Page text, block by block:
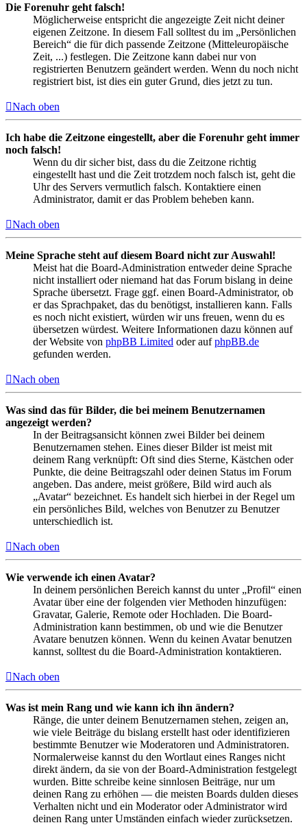
Die Forenuhr geht falsch!
Möglicherweise entspricht die angezeigte Zeit nicht deiner
eigenen Zeitzone. In diesem Fall solltest du im „Persönlichen
Bereich“ die für dich passende Zeitzone (Mitteleuropäische
Zeit, ...) festlegen. Die Zeitzone kann dabei nur von
registrierten Benutzern geändert werden. Wenn du noch nicht
registriert bist, ist dies ein guter Grund, dies jetzt zu tun.
Nach oben
Ich habe die Zeitzone eingestellt, aber die Forenuhr geht immer
noch falsch!
Wenn du dir sicher bist, dass du die Zeitzone richtig
eingestellt hast und die Zeit trotzdem noch falsch ist, geht die
Uhr des Servers vermutlich falsch. Kontaktiere einen
Administrator, damit er das Problem beheben kann.
Nach oben
Meine Sprache steht auf diesem Board nicht zur Auswahl!
Meist hat die Board-Administration entweder deine Sprache
nicht installiert oder niemand hat das Forum bislang in deine
Sprache übersetzt. Frage ggf. einen Board-Administrator, ob
er das Sprachpaket, das du benötigst, installieren kann. Falls
es noch nicht existiert, würden wir uns freuen, wenn du es
übersetzen würdest. Weitere Informationen dazu können auf
der Website von phpBB Limited oder aufphpBB.de
gefunden werden.
Nach oben
Was sind das für Bilder, die bei meinem Benutzernamen
angezeigt werden?
In der Beitragsansicht können zwei Bilder bei deinem
Benutzernamen stehen. Eines dieser Bilder ist meist mit
deinem Rang verknüpft: Oft sind dies Sterne, Kästchen oder
Punkte, die deine Beitragszahl oder deinen Status im Forum
angeben. Das andere, meist größere, Bild wird auch als
„Avatar“ bezeichnet. Es handelt sich hierbei in der Regel um
ein persönliches Bild, welches von Benutzer zu Benutzer
unterschiedlich ist.
Nach oben
Wie verwende ich einen Avatar?
In deinem persönlichen Bereich kannst du unter „Profil“ einen
Avatar über eine der folgenden vier Methoden hinzufügen:
Gravatar, Galerie, Remote oder Hochladen. Die Board-
Administration kann bestimmen, ob und wie die Benutzer
Avatare benutzen können. Wenn du keinen Avatar benutzen
kannst, solltest du die Board-Administration kontaktieren.
Nach oben
Was ist mein Rang und wie kann ich ihn ändern?
Ränge, die unter deinem Benutzernamen stehen, zeigen an,
wie viele Beiträge du bislang erstellt hast oder identifizieren
bestimmte Benutzer wie Moderatoren und Administratoren.
Normalerweise kannst du den Wortlaut eines Ranges nicht
direkt ändern, da sie von der Board-Administration festgelegt
wurden. Bitte schreibe keine sinnlosen Beiträge, nur um
deinen Rang zu erhöhen — die meisten Boards dulden dieses
Verhalten nicht und ein Moderator oder Administrator wird
deinen Rang unter Umständen einfach wieder zurücksetzen.